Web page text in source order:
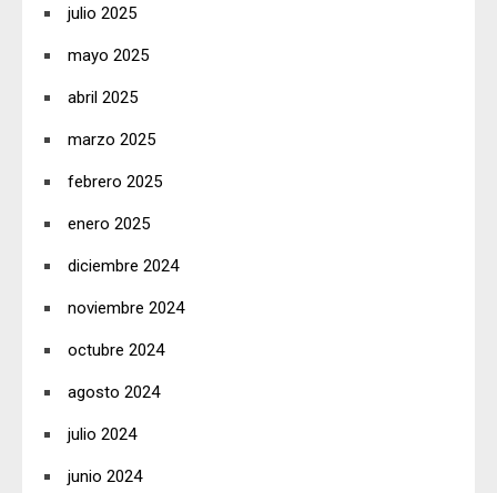
julio 2025
mayo 2025
abril 2025
marzo 2025
febrero 2025
enero 2025
diciembre 2024
noviembre 2024
octubre 2024
agosto 2024
julio 2024
junio 2024